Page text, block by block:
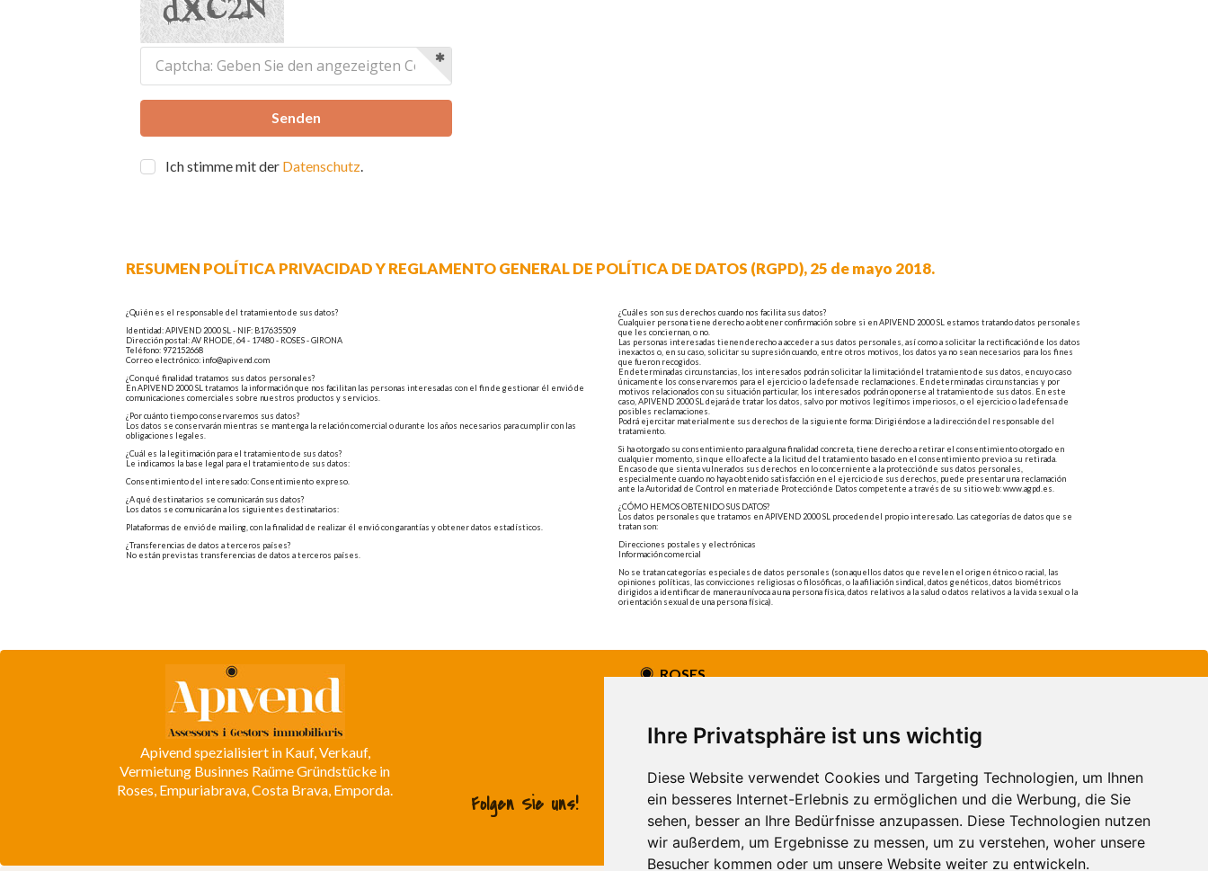
Ihre Privatsphäre ist uns wichtig
Diese Website verwendet Cookies und Targeting Technologien, um Ihnen
ein besseres Internet-Erlebnis zu ermöglichen und die Werbung, die Sie
sehen, besser an Ihre Bedürfnisse anzupassen. Diese Technologien nutzen
wir außerdem, um Ergebnisse zu messen, um zu verstehen, woher unsere
Besucher kommen oder um unsere Website weiter zu entwickeln.
Senden
Ich stimme mit der Datenschutz.
RESUMEN POLÍTICA PRIVACIDAD Y REGLAMENTO GENERAL DE POLÍTICA DE DATOS (RGPD), 25 de mayo 2018.
¿Quién es el responsable del tratamiento de sus datos?
Identidad: APIVEND 2000 SL - NIF: B17635509
Dirección postal: AV RHODE, 64 - 17480 - ROSES - GIRONA
Teléfono: 972152668
Correo electrónico: info@apivend.com
¿Con qué finalidad tratamos sus datos personales?
En APIVEND 2000 SL tratamos la información que nos facilitan las personas interesadas con el fin de gestionar él envió de
comunicaciones comerciales sobre nuestros productos y servicios.
¿Por cuánto tiempo conservaremos sus datos?
Los datos se conservarán mientras se mantenga la relación comercial o durante los años necesarios para cumplir con las
obligaciones legales.
¿Cuál es la legitimación para el tratamiento de sus datos?
Le indicamos la base legal para el tratamiento de sus datos:
Consentimiento del interesado: Consentimiento expreso.
¿A qué destinatarios se comunicarán sus datos?
Los datos se comunicarán a los siguientes destinatarios:
Plataformas de envió de mailing, con la finalidad de realizar él envió con garantías y obtener datos estadísticos.
¿Transferencias de datos a terceros países?
No están previstas transferencias de datos a terceros países.
¿Cuáles son sus derechos cuando nos facilita sus datos?
Cualquier persona tiene derecho a obtener confirmación sobre si en APIVEND 2000 SL estamos tratando datos personales
que les conciernan, o no.
Las personas interesadas tienen derecho a acceder a sus datos personales, así como a solicitar la rectificación de los datos
inexactos o, en su caso, solicitar su supresión cuando, entre otros motivos, los datos ya no sean necesarios para los fines
que fueron recogidos.
En determinadas circunstancias, los interesados podrán solicitar la limitación del tratamiento de sus datos, en cuyo caso
únicamente los conservaremos para el ejercicio o la defensa de reclamaciones. En determinadas circunstancias y por
motivos relacionados con su situación particular, los interesados podrán oponerse al tratamiento de sus datos. En este
caso, APIVEND 2000 SL dejará de tratar los datos, salvo por motivos legítimos imperiosos, o el ejercicio o la defensa de
posibles reclamaciones.
Podrá ejercitar materialmente sus derechos de la siguiente forma: Dirigiéndose a la dirección del responsable del
tratamiento.
Si ha otorgado su consentimiento para alguna finalidad concreta, tiene derecho a retirar el consentimiento otorgado en
cualquier momento, sin que ello afecte a la licitud del tratamiento basado en el consentimiento previo a su retirada.
En caso de que sienta vulnerados sus derechos en lo concerniente a la protección de sus datos personales,
especialmente cuando no haya obtenido satisfacción en el ejercicio de sus derechos, puede presentar una reclamación
ante la Autoridad de Control en materia de Protección de Datos competente a través de su sitio web: www.agpd.es.
¿CÓMO HEMOS OBTENIDO SUS DATOS?
Los datos personales que tratamos en APIVEND 2000 SL proceden del propio interesado. Las categorías de datos que se
tratan son:
Direcciones postales y electrónicas
Información comercial
No se tratan categorías especiales de datos personales (son aquellos datos que revelen el origen étnico o racial, las
opiniones políticas, las convicciones religiosas o filosóficas, o la afiliación sindical, datos genéticos, datos biométricos
dirigidos a identificar de manera unívoca a una persona física, datos relativos a la salud o datos relativos a la vida sexual o la
orientación sexual de una persona física).
Apivend spezialisiert in Kauf, Verkauf,
Vermietung Businnes Raüme Gründstücke in
Roses, Empuriabrava, Costa Brava, Emporda.
ROSES
Tel. +34 972 15 26 68
info@apivend.com
Folgen Sie uns!